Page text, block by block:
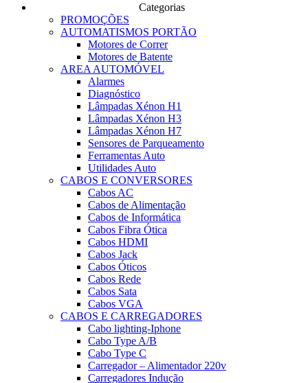
Categorias
PROMOÇÕES
AUTOMATISMOS PORTÃO
Motores de Correr
Motores de Batente
AREA AUTOMÓVEL
Alarmes
Diagnóstico
Lâmpadas Xénon H1
Lâmpadas Xénon H3
Lâmpadas Xénon H7
Sensores de Parqueamento
Ferramentas Auto
Utilidades Auto
CABOS E CONVERSORES
Cabos AC
Cabos de Alimentação
Cabos de Informática
Cabos Fibra Ótica
Cabos HDMI
Cabos Jack
Cabos Óticos
Cabos Rede
Cabos Sata
Cabos VGA
CABOS E CARREGADORES
Cabo lighting-Iphone
Cabo Type A/B
Cabo Type C
Carregador – Alimentador 220v
Carregadores Indução